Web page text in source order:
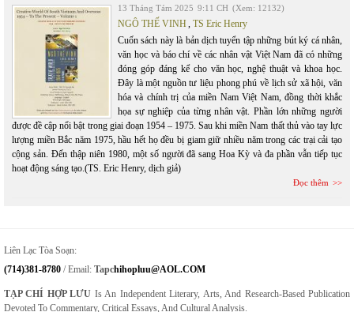
13 Tháng Tám 2025 9:11 CH (Xem: 12132)
NGÔ THẾ VINH, TS Eric Henry
Cuốn sách này là bản dịch tuyển tập những bút ký cá nhân,
văn học và báo chí về các nhân vật Việt Nam đã có những
đóng góp đáng kể cho văn học, nghệ thuật và khoa học.
Đây là một nguồn tư liệu phong phú về lịch sử xã hội, văn
hóa và chính trị của miền Nam Việt Nam, đồng thời khắc
họa sự nghiệp của từng nhân vật. Phần lớn những người
được đề cập nổi bật trong giai đoạn 1954 – 1975. Sau khi miền Nam thất thủ vào tay lực
lượng miền Bắc năm 1975, hầu hết họ đều bị giam giữ nhiều năm trong các trại cải tạo
cộng sản. Đến thập niên 1980, một số người đã sang Hoa Kỳ và đa phần vẫn tiếp tục
hoạt động sáng tạo.(TS. Eric Henry, dịch giả)
Đọc thêm
Liên Lạc Tòa Soạn:
(714)381-8780 / Email: TapcHihopluu@AOL.COM
TẠP CHÍ HỢP LƯU Is An Independent Literary, Arts, And Research-Based Publication
Devoted To Commentary, Critical Essays, And Cultural Analysis.